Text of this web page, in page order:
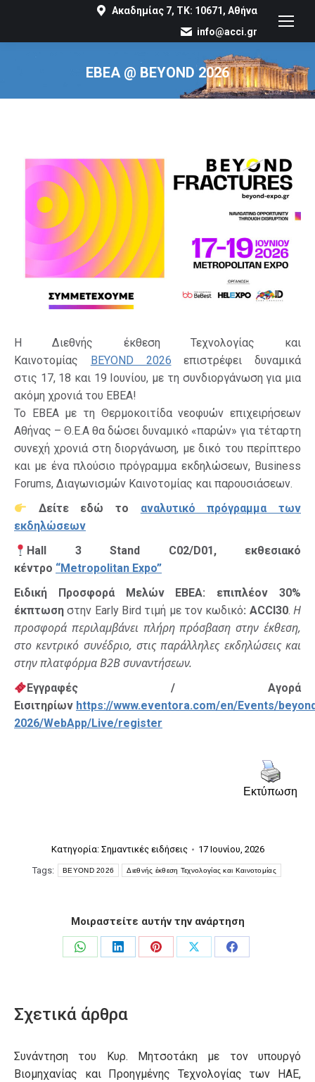
Ακαδημίας 7, ΤΚ: 10671, Αθήνα
info@acci.gr
ΕΒΕΑ @ BEYOND 2026
You are here:
Η Διεθνής έκθεση Τεχνολογίας και
Καινοτομίας
BEYOND 2026 επιστρέφει δυναμικά
στις 17, 18 και 19 Ιουνίου, με τη συνδιοργάνωση για μια
ακόμη χρονιά του ΕΒΕΑ!
Το ΕΒΕΑ με τη Θερμοκοιτίδα νεοφυών επιχειρήσεων
Αθήνας – Θ.Ε.Α θα δώσει δυναμικό «παρών» για τέταρτη
συνεχή χρονιά στη διοργάνωση, με δικό του περίπτερο
και με ένα πλούσιο πρόγραμμα εκδηλώσεων, Business
Forums, Διαγωνισμών Καινοτομίας και παρουσιάσεων.
Δείτε εδώ το αναλυτικό πρόγραμμα των
εκδηλώσεων
Hall 3 Stand C02/D01, εκθεσιακό
κέντρο “Metropolitan Expo”
Ειδική Προσφορά Μελών ΕΒΕΑ:
επιπλέον 30%
έκπτωση στην Early Bird τιμή με τον κωδικό: ACCI30.Η
προσφορά περιλαμβάνει πλήρη πρόσβαση στην έκθεση,
στο κεντρικό συνέδριο, στις παράλληλες εκδηλώσεις και
στην πλατφόρμα B2B συναντήσεων.
Εγγραφές / Αγορά
Εισιτηρίων https://www.eventora.com/en/Events/
2026/WebApp/Live/register
Εκτύπωση
Κατηγορία: Σημαντικές ειδήσεις
17 Ιουνίου, 2026
Tags:
BEYOND 2026 Διεθνής έκθεση Τεχνολογίας και Καινοτομίας
Μοιραστείτε αυτήν την ανάρτηση
Share
Share
Share
Share
Share
Σχετικά άρθρα
Συνάντηση του Κυρ. Μητσοτάκη με τον υπουργό
Βιομηχανίας και Προηγμένης Τεχνολογίας των ΗΑΕ,